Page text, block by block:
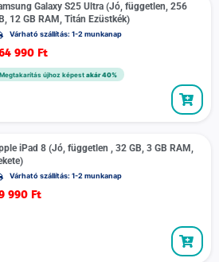
Galaxy S25 Ultra (Jó, független, 256
12 GB RAM, Titán Ezüstkék)
Várható szállítás: 1-2 munkanap
990 Ft
Megtakarítás újhoz képest akár 40%
iPad 8 (Jó, független , 32 GB, 3 GB RAM,
Várható szállítás: 1-2 munkanap
990 Ft